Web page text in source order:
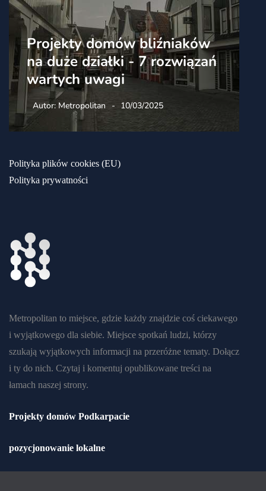
Metropolitan to miejsce, gdzie każdy znajdzie coś ciekawego
i wyjątkowego dla siebie. Miejsce spotkań ludzi, którzy
szukają wyjątkowych informacji na przeróżne tematy. Dołącz
i ty do nich. Czytaj i komentuj opublikowane treści na
łamach naszej strony.
Projekty domów Podkarpacie
pozycjonowanie lokalne
Projekty domów bliźniaków
na duże działki - 7 rozwiązań
wartych uwagi
Autor: Metropolitan 10/03/2025
Polityka plików cookies (EU)
Polityka prywatności